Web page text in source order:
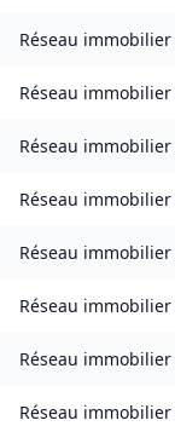
Réseau immobilier
Réseau immobilier
Réseau immobilier
Réseau immobilier
Réseau immobilier
Réseau immobilier
Réseau immobilier
Réseau immobilier